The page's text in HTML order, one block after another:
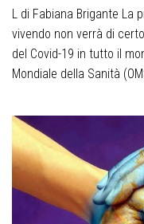
L di Fabiana Brigante La
vivendo non verrà di
del Covid-19 in tutto il
Mondiale della Sanità